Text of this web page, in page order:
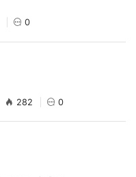
0
282 0